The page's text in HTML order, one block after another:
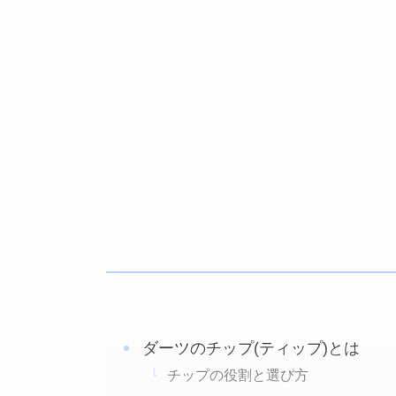
ダーツのチップ(ティップ)とは
チップの役割と選び方